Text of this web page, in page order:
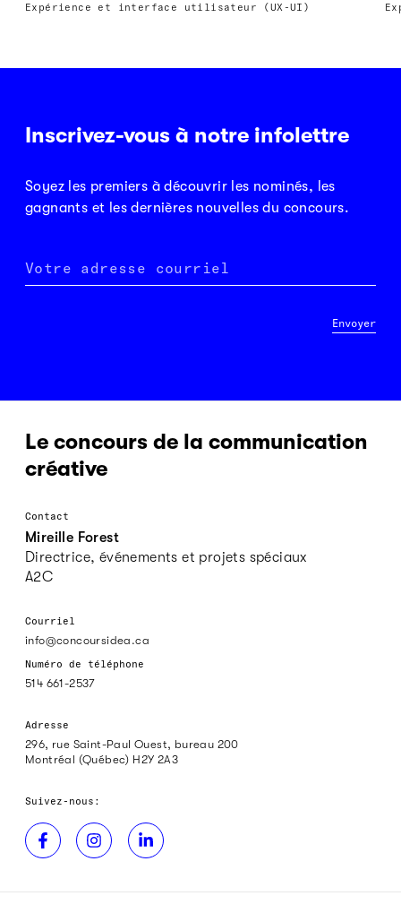
Expérience et interface utilisateur (UX-UI)
Inscrivez-vous à notre infolettre
Soyez les premiers à découvrir les nominés, les
gagnants et les dernières nouvelles du concours.
Votre adresse courriel
Envoyer
Le concours de la communication
créative
Contact
Mireille Forest
Directrice, événements et projets spéciaux
A2C
Courriel
info@concoursidea.ca
Numéro de téléphone
514 661-2537
Adresse
296, rue Saint-Paul Ouest, bureau 200
Montréal (Québec) H2Y 2A3
Suivez-nous: